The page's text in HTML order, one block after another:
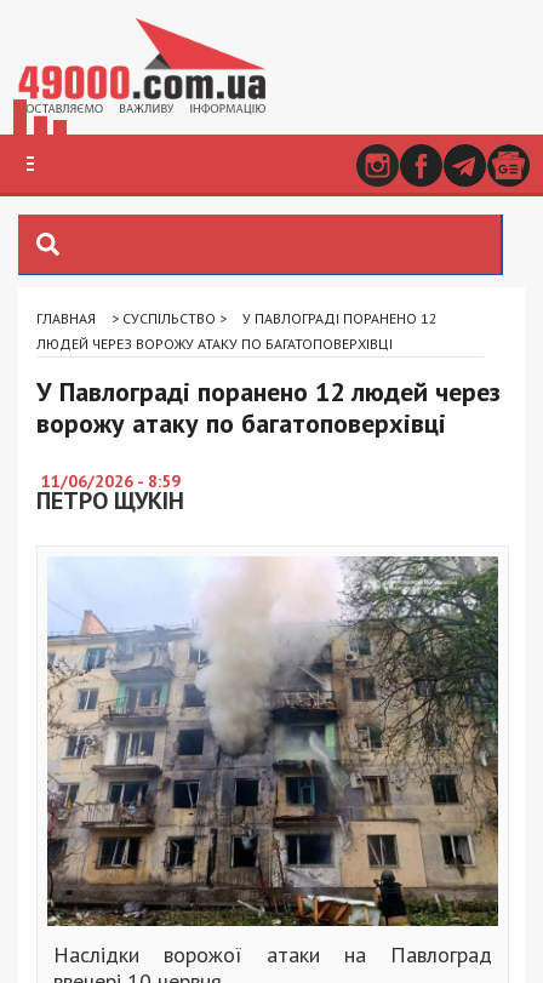
ГЛАВНАЯ > СУСПІЛЬСТВО >
У ПАВЛОГРАДІ ПОРАНЕНО 12
ЛЮДЕЙ ЧЕРЕЗ ВОРОЖУ АТАКУ ПО БАГАТОПОВЕРХІВЦІ
У Павлограді поранено 12 людей через
ворожу атаку по багатоповерхівці
11/06/2026 - 8:59
ПЕТРО ЩУКІН
Наслідки ворожої атаки на Павлоград